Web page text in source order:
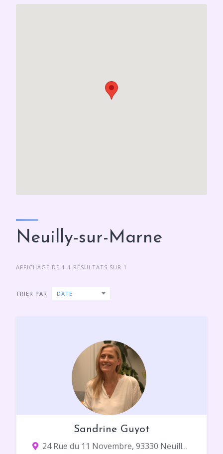
Neuilly-sur-Marne
AFFICHAGE DE 1-1 RÉSULTATS SUR 1
TRIER PAR DATE
Sandrine Guyot
24 Rue du 11 Novembre, 93330 Neuilly-sur-Marne